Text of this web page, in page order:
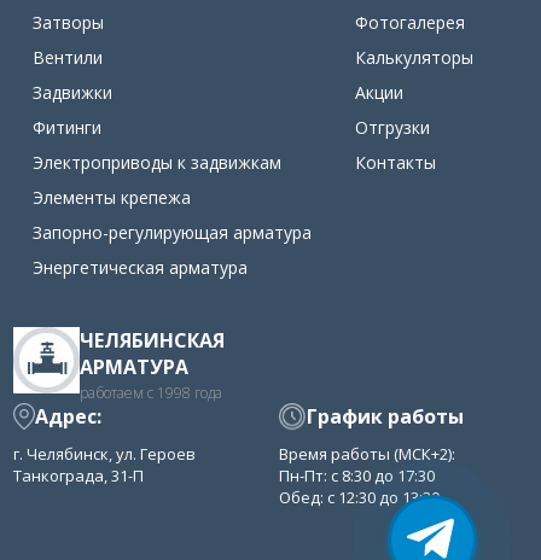
Затворы
Вентили
Задвижки
Фитинги
Электроприводы к задвижкам
Элементы крепежа
Запорно-регулирующая арматура
Энергетическая арматура
Фотогалерея
Калькуляторы
Акции
Отгрузки
Контакты
ЧЕЛЯБИНСКАЯ
АРМАТУРА
работаем с 1998 года
Адрес:
г. Челябинск, ул. Героев
Танкограда, 31-П
График работы
Время работы (МСК+2):
Пн-Пт: с 8:30 до 17:30
Обед: с 12:30 до 13:30